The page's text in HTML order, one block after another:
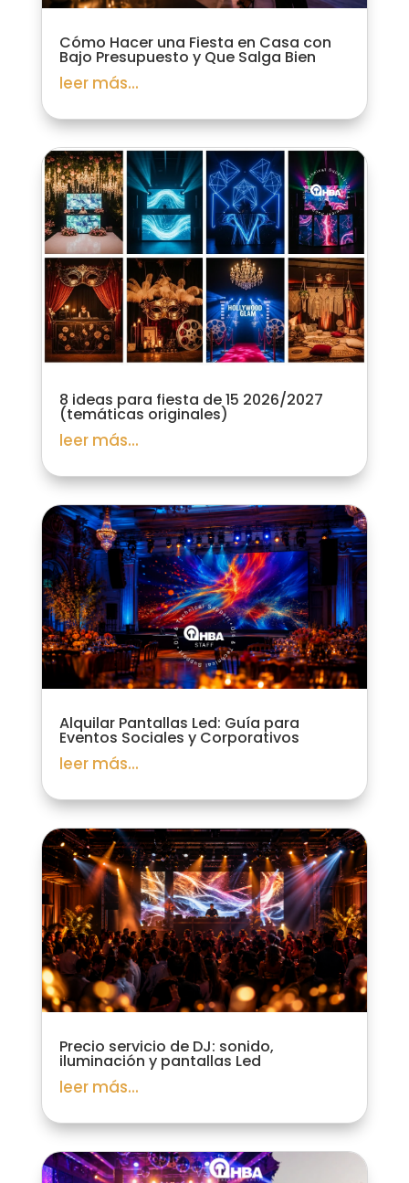
Cómo Hacer una Fiesta en Casa con
Bajo Presupuesto y Que Salga Bien
leer más...
8 ideas para fiesta de 15 2026/2027
(temáticas originales)
leer más...
Alquilar Pantallas Led: Guía para
Eventos Sociales y Corporativos
leer más...
Precio servicio de DJ: sonido,
iluminación y pantallas Led
leer más...